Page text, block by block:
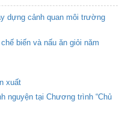
dựng cảnh quan môi trường
biến và nấu ăn giỏi năm
xuất
nguyện tại Chương trình “Chủ